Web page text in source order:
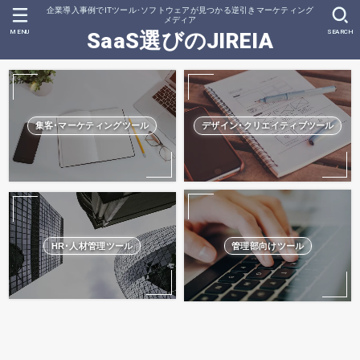
企業導入事例でITツール･ソフトウェアが見つかる逆引きマーケティング
メディア
SaaS選びのJIREIA SEARCH
MENU
集客･マーケティングツール デザイン･クリエイティブツール
HR･人材管理ツール 管理部向けツール